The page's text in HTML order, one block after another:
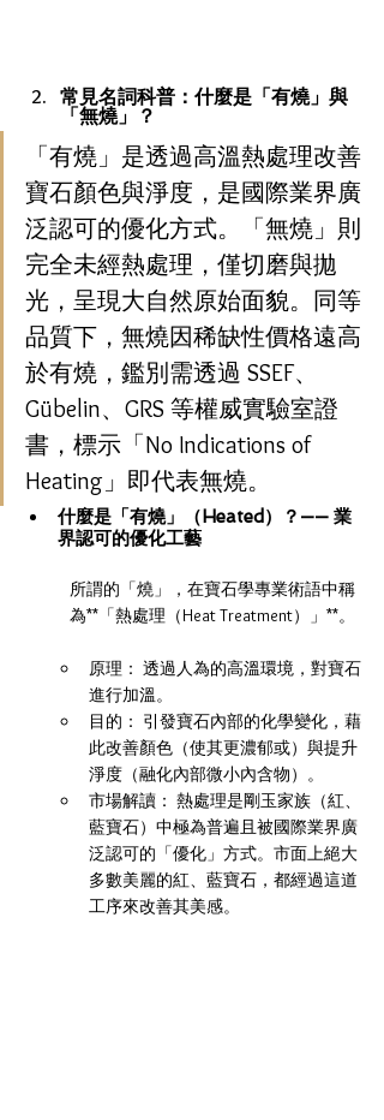
常見名詞科普：什麼是「有燒」與
「無燒」？
「有燒」是透過高溫熱處理改善
寶石顏色與淨度，是國際業界廣
泛認可的優化方式。「無燒」則
完全未經熱處理，僅切磨與拋
光，呈現大自然原始面貌。同等
品質下，無燒因稀缺性價格遠高
於有燒，鑑別需透過 SSEF、
Gübelin、GRS 等權威實驗室證
書，標示「No Indications of
Heating」即代表無燒。
什麼是「有燒」（Heated）？—— 業
界認可的優化工藝
所謂的「燒」，在寶石學專業術語中稱
為**「熱處理（Heat Treatment）」**。
原理： 透過人為的高溫環境，對寶石
進行加溫。
目的： 引發寶石內部的化學變化，藉
此改善顏色（使其更濃郁或）與提升
淨度（融化內部微小內含物）。
市場解讀： 熱處理是剛玉家族（紅、
藍寶石）中極為普遍且被國際業界廣
泛認可的「優化」方式。市面上絕大
多數美麗的紅、藍寶石，都經過這道
工序來改善其美感。